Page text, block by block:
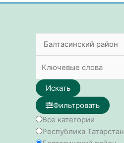
Искать
Фильтровать
Все категории
Республика Татарстан